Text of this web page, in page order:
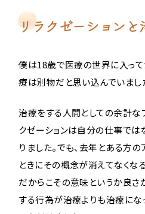
リラクゼーションと
僕は18歳で医療の世界に入って
療は別物だと思い込んでいまし
治療をする人間としての余計な
クゼーションは自分の仕事で
りました。でも、去年とある方
ときにその概念が消えてなくな
だからこその意味というか良さ
する行為が治療よりも治療にな